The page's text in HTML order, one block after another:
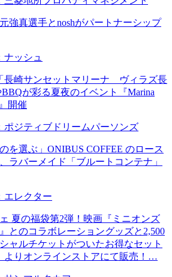
強真選手とnoshがパートナーシップ
ナッシュ
長崎サンセットマリーナ ヴィラズ長
が彩る夏夜のイベント『Marina
開催
ポジティブドリームパーソンズ
を選ぶ」ONIBUS COFFEE のロース
ラバーメイド「ブルートコンテナ」
エレクター
夏の福袋第2弾！映画『ミニオンズ
とのコラボレーショングッズと2,500
ャルチケットがついたお得なセット
よりオンラインストアにて販売！…